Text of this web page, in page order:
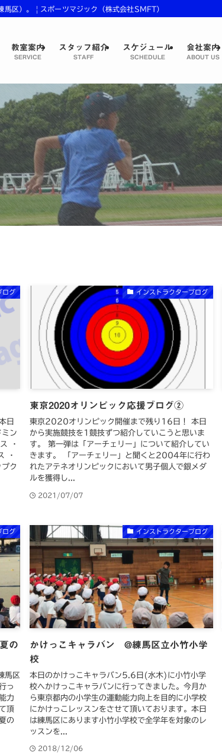
馬区）。 | スポーツマジック（株式会社SMFT）
教室案内
SERVICE
スタッフ紹介
STAFF
スケジュール
SCHEDULE
会社案内
ABOUT US
ログ
日
ン
・
・
ク
インストラクターブログ
東京2020オリンピック応援ブログ②
東京2020オリンピック開催まで残り16日！ 本日
から実施競技を1競技ずつ紹介していこうと思いま
す。 第一弾は「アーチェリー」について紹介してい
きます。 「アーチェリー」と聞くと2004年に行わ
れたアテネオリンピックにおいて男子個人で銀メダ
ルを獲得し...
2021/07/07
ログ
の
馬区
っ
力
頂
の
インストラクターブログ
かけっこキャラバン @練馬区立小竹小学
校
本日のかけっこキャラバン5.6日(水木)に小竹小学
校へかけっこキャラバンに行ってきました。今月か
ら東京都内の小学生の運動能力向上を目的に小学校
にかけっこレッスンをさせて頂いております。本日
は練馬区にあります小竹小学校で全学年を対象のレ
ッスンを...
2018/12/06